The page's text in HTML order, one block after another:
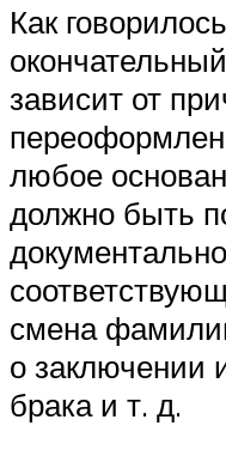
Как
зависит от
любое
должно быть
смена
о заключении
брака и т. д.